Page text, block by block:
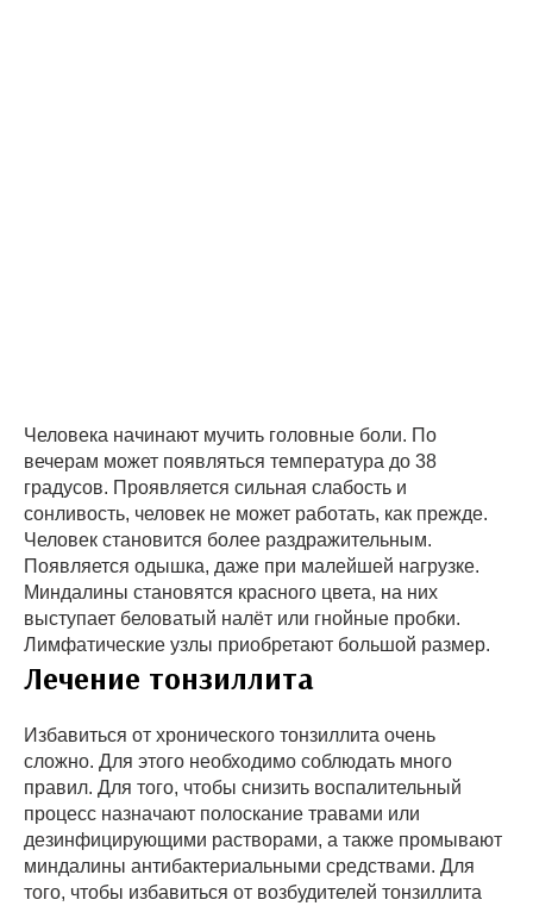
Человека начинают мучить головные боли. По
вечерам может появляться температура до 38
градусов. Проявляется сильная слабость и
сонливость, человек не может работать, как прежде.
Человек становится более раздражительным.
Появляется одышка, даже при малейшей нагрузке.
Миндалины становятся красного цвета, на них
выступает беловатый налёт или гнойные пробки.
Лимфатические узлы приобретают большой размер.
Лечение тонзиллита
Избавиться от хронического тонзиллита очень
сложно. Для этого необходимо соблюдать много
правил. Для того, чтобы снизить воспалительный
процесс назначают полоскание травами или
дезинфицирующими растворами, а также промывают
миндалины антибактериальными средствами. Для
того, чтобы избавиться от возбудителей тонзиллита